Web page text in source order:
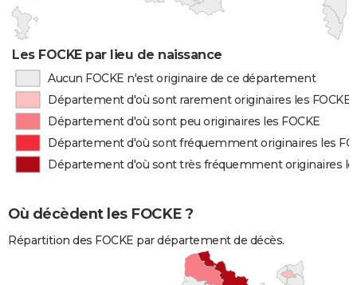
Les FOCKE par lieu de naissance
Aucun FOCKE n'est originaire de ce département
Département d'où sont rarement originaires les FOCKE
Département d'où sont peu originaires les FOCKE
Département d'où sont fréquemment originaires les
Département d'où sont très fréquemment originaires
Où décèdent les FOCKE ?
Répartition des FOCKE par département de décès.